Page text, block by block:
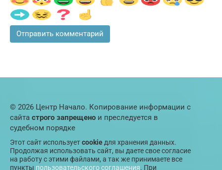
© 2026 Центр Начало. Копирование информации с
сайта строго запрещено и преследуется в
судебном порядке
Этот сайт используетcookie для хранения данных.
Продолжая использовать сайт, вы даете свое согласие
на работу с этими файлами, а так же принимаете все
пункты пользовательского соглашения. При